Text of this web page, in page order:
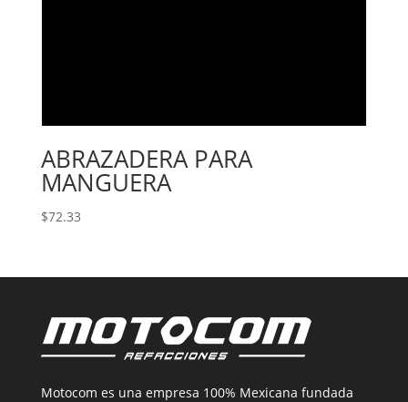
ABRAZADERA PARA
MANGUERA
$72.33
Motocom es una empresa 100% Mexicana fundada